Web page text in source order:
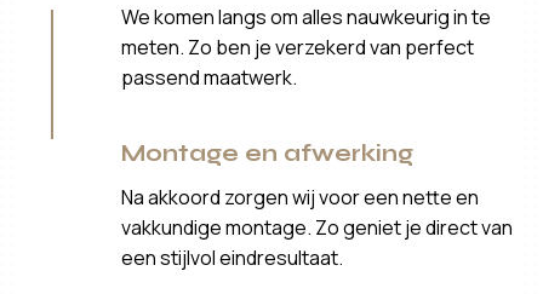
We komen langs om alles nauwkeurig in te
meten. Zo ben je verzekerd van perfect
passend maatwerk.
Montage en afwerking
Na akkoord zorgen wij voor een nette en
vakkundige montage. Zo geniet je direct van
een stijlvol eindresultaat.